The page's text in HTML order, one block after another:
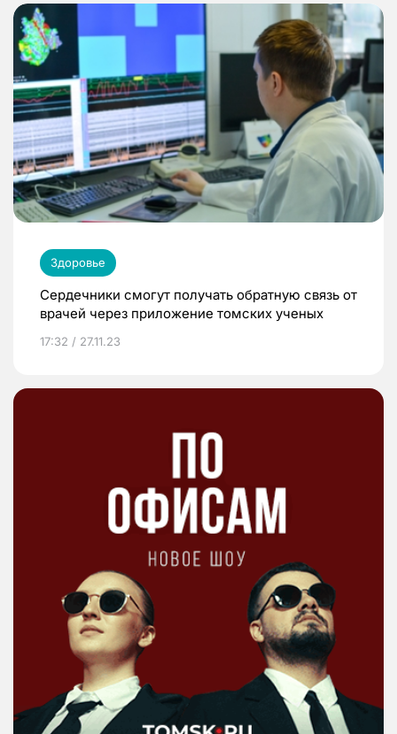
Здоровье
Сердечники смогут получать обратную связь от
врачей через приложение томских ученых
17:32 / 27.11.23